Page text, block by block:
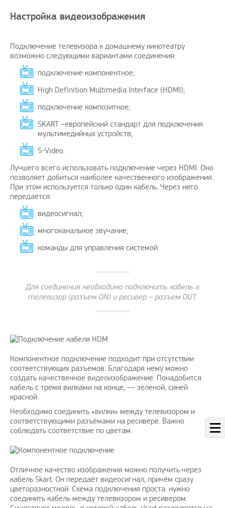
Настройка видеоизображения
Подключение телевизора к домашнему кинотеатру
возможно следующими вариантами соединения:
подключение компонентное;
High Definition Multimedia Interface (HDMI);
подключение композитное;
SKART –европейский стандарт для подключения
мультимедийных устройств;
S-Video.
Лучшего всего использовать подключение через HDMI. Оно
позволяет добиться наиболее качественного изображения.
При этом используется только один кабель. Через него
передаётся:
видеосигнал;
многоканальное звучание;
команды для управления системой.
Для соединения необходимо подключить кабель в
телевизор (разъем ON) и ресивер – разъем OUT.
Компонентное подключение подходит при отсутствии
соответствующих разъемов. Благодаря нему можно
создать качественное видеоизображение. Понадобится
кабель с тремя вилками на конце, — зеленой, синей
красной.
Необходимо соединить «вилки» между телевизором и
соответствующими разъёмами на ресивере. Важно
соблюдать соответствие по цветам.
Отличное качество изображения можно получить через
кабель Skart. Он передаёт видеосигнал, причём сразу
цветоразностной. Схема подключения проста: нужно
соединить кабель между телевизором и ресивером.